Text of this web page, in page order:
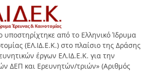
υποστηρίχτηκε από το Ελληνικό Ίδρυμα
(ΕΛ.ΙΔ.Ε.Κ.) στο πλαίσιο της Δράσης
έργων ΕΛ.ΙΔ.Ε.Κ. για την
ΔΕΠ και Ερευνητών/τριών» (Αριθμός